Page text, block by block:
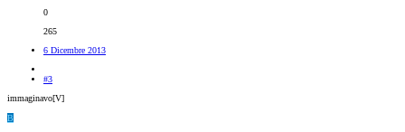
0
265
6 Dicembre 2013
#3
immaginavo[V]
B